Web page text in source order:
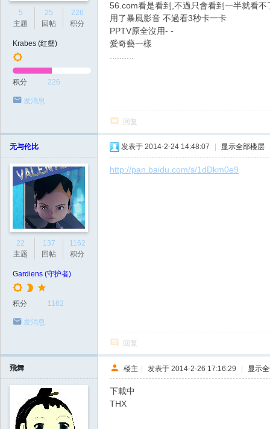
5
主题
25
回帖
226
积分
Krabes (红蟹)
积分 226
发消息
56.com看是看到,不過只會看到一半就看
用了暴風影音 不過看3秒卡一卡
PPTV原全沒用- -
愛奇藝一樣
回复
无与伦比
22
主题
137
回帖
1162
积分
Gardiens (守护者)
积分 1162
发消息
发表于 2014-2-24 14:48:07 显示全部楼层
http://pan.baidu.com/s/1dDkm0e9
回复
飛舞 楼主 | 发表于 2014-2-26 17:16:29 | 显示
下載中
THX